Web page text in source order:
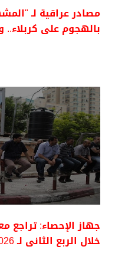
مصادر عراقية لـ
بالهجوم على كربلاء..
خلال الربع الثانى لـ 2026